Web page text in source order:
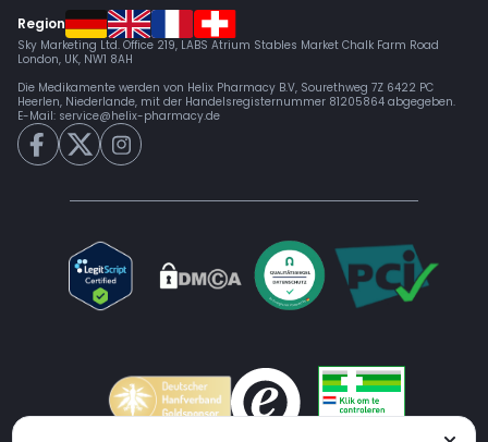
Region
Sky Marketing Ltd. Office 219, LABS Atrium Stables Market Chalk Farm Road
London, UK, NW1 8AH
Die Medikamente werden von Helix Pharmacy B.V, Sourethweg 7Z 6422 PC
Heerlen, Niederlande, mit der Handelsregisternummer 81205864 abgegeben.
E-Mail: service@helix-pharmacy.de